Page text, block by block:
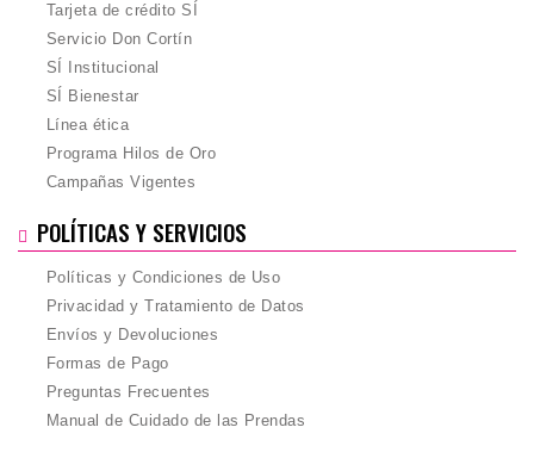
Tarjeta de crédito SÍ
Servicio Don Cortín
SÍ Institucional
SÍ Bienestar
Línea ética
Programa Hilos de Oro
Campañas Vigentes
POLÍTICAS Y SERVICIOS
Políticas y Condiciones de Uso
Privacidad y Tratamiento de Datos
Envíos y Devoluciones
Formas de Pago
Preguntas Frecuentes
Manual de Cuidado de las Prendas